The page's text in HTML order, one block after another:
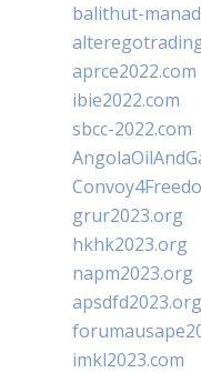
balithut-
aprce2022.com
ibie2022.com
sbcc-2022.com
grur2023.org
hkhk2023.org
napm2023.org
apsdfd2023.org
imkl2023.com